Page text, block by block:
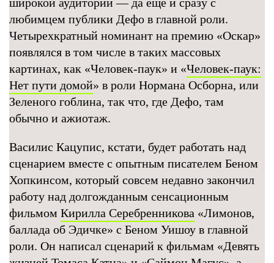
любимцем публики Дефо в главной роли.
Четырехкратный номинант на премию «Оскар»
появлялся в том числе в таких массовых
картинах, как «Человек-паук» и «Человек-паук:
Нет пути домой» в роли Нормана Осборна, или
Зеленого гоблина, так что, где Дефо, там
обычно и ажиотаж.
Василис Кацупис, кстати, будет работать над
сценарием вместе с опытным писателем Беном
Хопкинсом, который совсем недавно закончил
работу над долгожданным сенсационным
фильмом Кирилла Серебренникова «Лимонов,
баллада об Эдичке» с Беном Уишоу в главной
роли. Он написал сценарий к фильмам «Девять